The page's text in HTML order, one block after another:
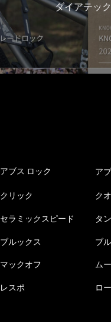
ダイアテッ
アブス ロック ア
クリック クオ
セラミックスピード タ
ブルックス ブ
マックオフ ム
レスポ ロ